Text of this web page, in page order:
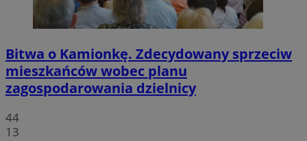
Bitwa o Kamionkę. Zdecydowany sprzeciw
mieszkańców wobec planu
zagospodarowania dzielnicy
44
13